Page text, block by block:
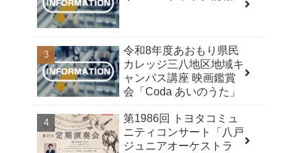
令和8年度あおもり県民
カレッジ三八地区地域キ
ャンパス講座 映画鑑賞
会「Coda あいのうた」
第1986回 トヨタコミュ
ニティコンサート「八戸
ジュニアオーケストラ